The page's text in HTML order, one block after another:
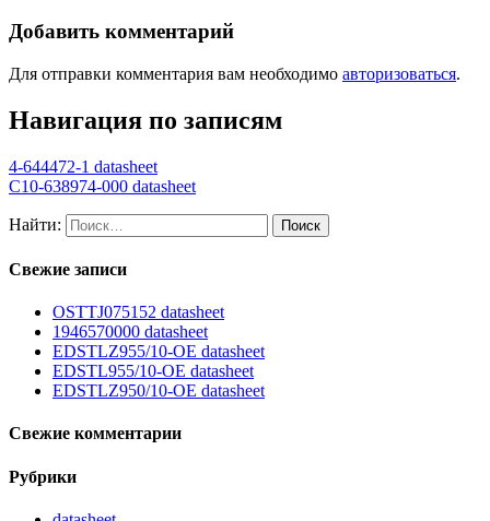
Добавить комментарий
Для отправки комментария вам необходимо авторизоваться.
Навигация по записям
4-644472-1 datasheet
C10-638974-000 datasheet
Найти:
Свежие записи
OSTTJ075152 datasheet
1946570000 datasheet
EDSTLZ955/10-OE datasheet
EDSTL955/10-OE datasheet
EDSTLZ950/10-OE datasheet
Свежие комментарии
Рубрики